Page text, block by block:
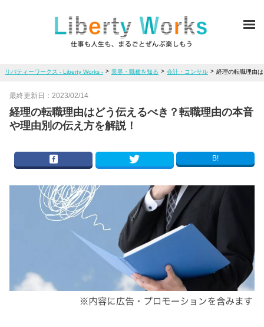
リバティーワークス - Liberty Works - > 業界・職種を知る > 会計・コンサル > 経理の転職理由
最終更新日： 2023/02/14
経理の転職理由はどう伝えるべき？転職理由の本音
や理由別の伝え方を解説！
B!